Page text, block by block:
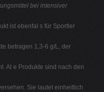
bei intensiver
ist ebenfal s für Sportler
betragen 1,3-6 g/L, der
Al e Produkte sind nach den
Sie lautet einheitlich